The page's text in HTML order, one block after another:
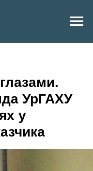
УрГАХУ
у